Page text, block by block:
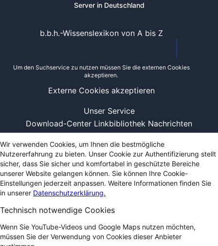
Server in Deutschland
Unser Service
Download-Center Linkbibliothek Nachrichten
b.b.h.-Wissenslexikon von A bis Z
Um den Suchservice zu nutzen müssen Sie die externen Cookies
akzeptieren.
Externe Cookies akzeptieren
Wir verwenden Cookies, um Ihnen die bestmögliche
Nutzererfahrung zu bieten. Unser Cookie zur Authentifizierung stellt
sicher, dass Sie sicher und komfortabel in geschützte Bereiche
unserer Website gelangen können. Sie können Ihre Cookie-
Einstellungen jederzeit anpassen. Weitere Informationen finden Sie
in unserer Datenschutzerklärung.
Technisch notwendige Cookies
Wenn Sie YouTube-Videos und Google Maps nutzen möchten,
müssen Sie der Verwendung von Cookies dieser Anbieter